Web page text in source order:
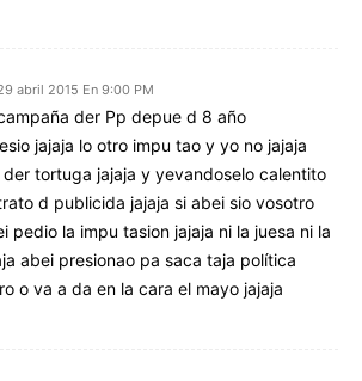
abril 2015 En 9:00 PM
der Pp depue d 8 año
jajaja lo otro impu tao y yo no jajaja
tortuga jajaja y yevandoselo calentito
d publicida jajaja si abei sio vosotro
pedio la impu tasion jajaja ni la juesa ni la
abei presionao pa saca taja política
o va a da en la cara el mayo jajaja